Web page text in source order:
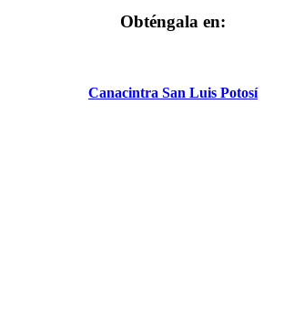
Obténgala en:
Canacintra San Luis Potosí